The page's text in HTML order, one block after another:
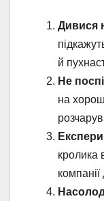
Дивися
й
Не
на
кролика
компанії